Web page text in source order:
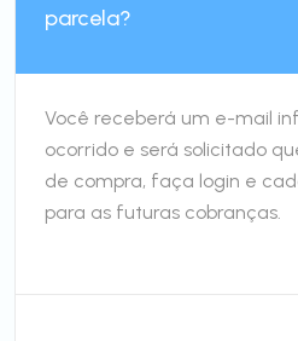
parcela?
Você receberá um e-mail
ocorrido e será solicitado
de compra, faça login e
para as futuras cobranças.